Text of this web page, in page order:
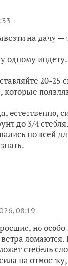
на дачу —
одному
20-25
естественно,
до 3/4
по всей
08:19
но
стебель
на